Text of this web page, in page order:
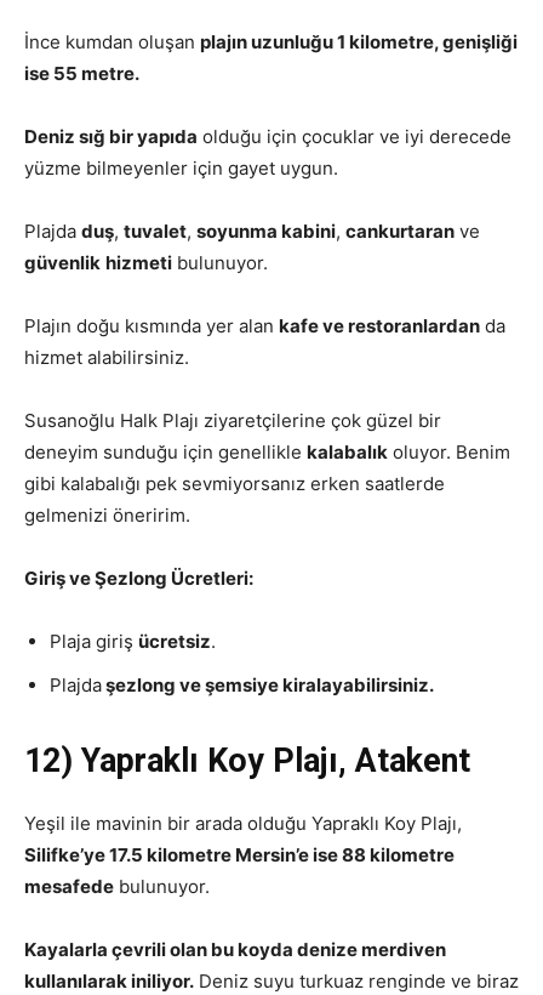
İnce kumdan oluşan plajın uzunluğu 1 kilometre, genişliği
ise 55 metre.
Deniz sığ bir yapıda olduğu için çocuklar ve iyi derecede
yüzme bilmeyenler için gayet uygun.
Plajda duş, tuvalet, soyunma kabini, cankurtaran ve
güvenlik hizmeti bulunuyor.
Plajın doğu kısmında yer alan kafe ve restoranlardan da
hizmet alabilirsiniz.
Susanoğlu Halk Plajı ziyaretçilerine çok güzel bir
deneyim sunduğu için genellikle kalabalık oluyor. Benim
gibi kalabalığı pek sevmiyorsanız erken saatlerde
gelmenizi öneririm.
Giriş ve Şezlong Ücretleri:
Plaja giriş ücretsiz.
Plajdaşezlong ve şemsiye kiralayabilirsiniz.
12) Yapraklı Koy Plajı, Atakent
Yeşil ile mavinin bir arada olduğu Yapraklı Koy Plajı,
Silifke’ye 17.5 kilometre Mersin’e ise 88 kilometre
mesafede bulunuyor.
Kayalarla çevrili olan bu koyda denize merdiven
kullanılarak iniliyor. Deniz suyu turkuaz renginde ve biraz